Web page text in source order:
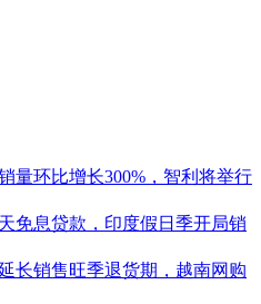
量环比增长300%，智利将举行
免息贷款，印度假日季开局销
长销售旺季退货期，越南网购